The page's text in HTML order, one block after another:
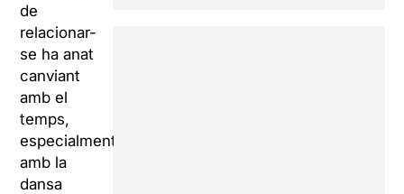
de
relacionar-
se ha anat
canviant
amb el
temps,
especialment
amb la
dansa